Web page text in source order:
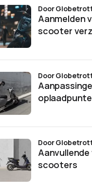
Aanmelden
scooter
door
door
scooters
door